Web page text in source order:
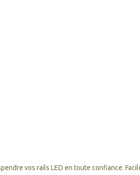
vos rails LED en toute confiance.